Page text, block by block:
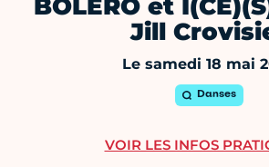
BOLERO et
Jill
Le samedi 18 mai
Danses
VOIR LES INFOS